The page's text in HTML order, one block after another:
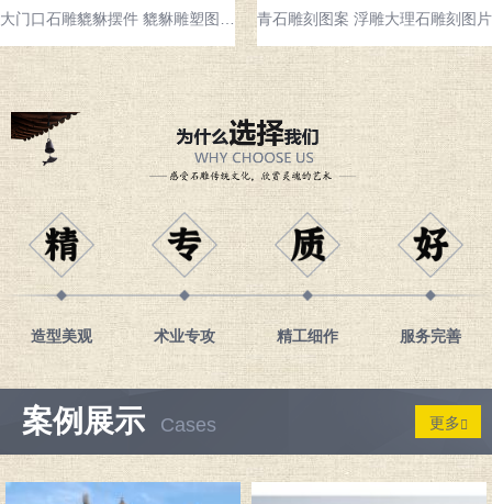
青石雕刻图案 浮雕大理石雕刻图片
造型美观 术业专攻 精工细作 服务完善
案例展示 Cases 更多